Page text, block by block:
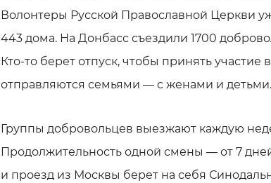
Волонтеры Русской Православной Церкви
443 дома. На Донбасс съездили 1700
Кто-то берет отпуск, чтобы принять участие
отправляются семьями — с женами и детьми.
Группы добровольцев выезжают каждую
Продолжительность одной смены — от 7
и проезд из Москвы берет на себя